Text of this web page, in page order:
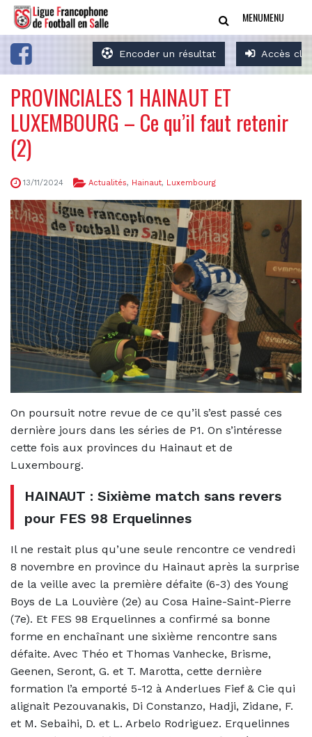
Encoder un résultat Accès
MENUMENU
PROVINCIALES 1 HAINAUT ET
LUXEMBOURG – Ce qu’il faut retenir
(2)
13/11/2024 Actualités, Hainaut, Luxembourg
On poursuit notre revue de ce qu’il s’est passé ces
dernière jours dans les séries de P1. On s’intéresse
cette fois aux provinces du Hainaut et de
Luxembourg.
HAINAUT : Sixième match sans revers
pour FES 98 Erquelinnes
Il ne restait plus qu’une seule rencontre ce vendredi
8 novembre en province du Hainaut après la surprise
de la veille avec la première défaite (6-3) des Young
Boys de La Louvière (2e) au Cosa Haine-Saint-Pierre
(7e). Et FES 98 Erquelinnes a confirmé sa bonne
forme en enchaînant une sixième rencontre sans
défaite. Avec Théo et Thomas Vanhecke, Brisme,
Geenen, Seront, G. et T. Marotta, cette dernière
formation l’a emporté 5-12 à Anderlues Fief & Cie qui
alignait Pezouvanakis, Di Constanzo, Hadji, Zidane, F.
et M. Sebaihi, D. et L. Arbelo Rodriguez. Erquelinnes